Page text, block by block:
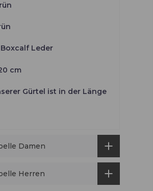
Boxcalf Leder
cm
Gürtel ist in der Länge
Damen
Herren